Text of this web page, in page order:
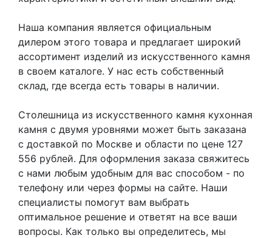
Наша компания является официальным
дилером этого товара и предлагает широкий
ассортимент изделий из искусственного камня
в своем каталоге. У нас есть собственный
склад, где всегда есть товары в наличии.
Столешница из искусственного камня кухонная
камня с двумя уровнями может быть заказана
с доставкой по Москве и области по цене 127
556 рублей. Для оформления заказа свяжитесь
с нами любым удобным для вас способом - по
телефону или через формы на сайте. Наши
специалисты помогут вам выбрать
оптимальное решение и ответят на все ваши
вопросы. Как только вы определитесь, мы